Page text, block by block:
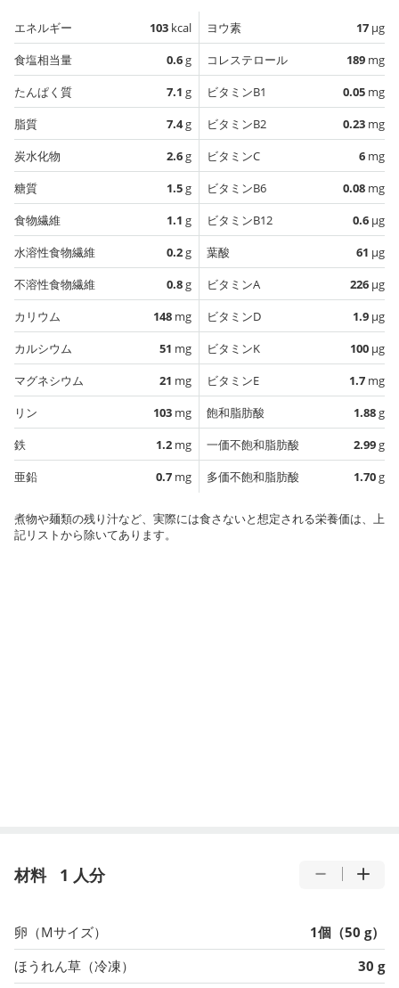
エネルギー 103 kcal
食塩相当量
0.6g
たんぱく質
7.1 g
脂質
7.4g
炭水化物
2.6g
糖質
1.5g
食物繊維
1.1 g
水溶性食物繊維
0.2g
不溶性食物繊維
0.8g
カリウム
148 mg
カルシウム
51 mg
マグネシウム
21 mg
リン
103 mg
鉄
1.2 mg
亜鉛
0.7 mg
ヨウ素 17 µg
コレステロール
189 mg
ビタミンB1
0.05 mg
ビタミンB2
0.23 mg
ビタミンC
6 mg
ビタミンB6
0.08 mg
ビタミンB12
0.6 µg
葉酸
61 µg
ビタミンA
226 µg
ビタミンD
1.9 µg
ビタミンK
100 µg
ビタミンE
1.7 mg
飽和脂肪酸
1.88g
一価不飽和脂肪酸
2.99g
多価不飽和脂肪酸
1.70g
煮物や麺類の残り汁など、実際には食さないと想定される栄養価は、上
記リストから除いてあります。
材料 1 人分
卵（Mサイズ）
1個（50 g）
ほうれん草（冷凍）
30 g